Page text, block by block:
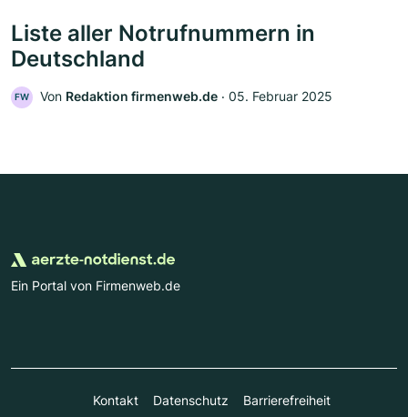
Liste aller Notrufnummern in
Deutschland
FW Von Redaktion firmenweb.de ‧ 05. Februar 2025
Ein Portal von Firmenweb.de
Kontakt Datenschutz Barrierefreiheit